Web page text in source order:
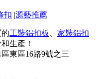
扣 |源藝推薦 |
工裝鋁扣板
家裝鋁扣
生產！
東區16路9號之三